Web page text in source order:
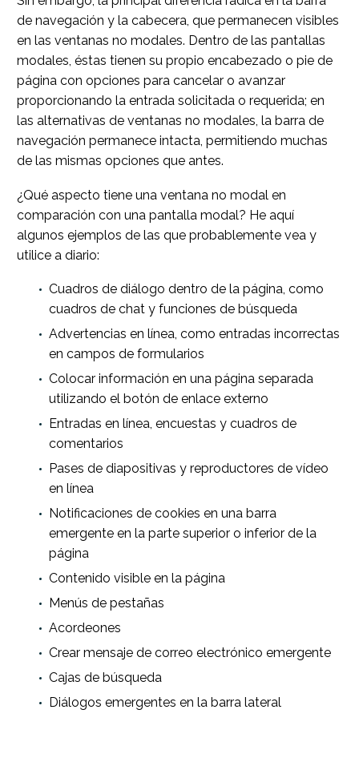
de navegación y la cabecera, que permanecen visibles
en las ventanas no modales. Dentro de las pantallas
modales, éstas tienen su propio encabezado o pie de
página con opciones para cancelar o avanzar
proporcionando la entrada solicitada o requerida; en
las alternativas de ventanas no modales, la barra de
navegación permanece intacta, permitiendo muchas
de las mismas opciones que antes.
¿Qué aspecto tiene una ventana no modal en
comparación con una pantalla modal? He aquí
algunos ejemplos de las que probablemente vea y
utilice a diario:
Cuadros de diálogo dentro de la página, como
cuadros de chat y funciones de búsqueda
Advertencias en línea, como entradas incorrectas
en campos de formularios
Colocar información en una página separada
utilizando el botón de enlace externo
Entradas en línea, encuestas y cuadros de
comentarios
Pases de diapositivas y reproductores de vídeo
en línea
Notificaciones de cookies en una barra
emergente en la parte superior o inferior de la
página
Contenido visible en la página
Menús de pestañas
Acordeones
Crear mensaje de correo electrónico emergente
Cajas de búsqueda
Diálogos emergentes en la barra lateral